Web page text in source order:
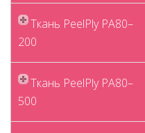
Ткань PeelPly PA80–
200
Ткань PeelPly PA80–
500